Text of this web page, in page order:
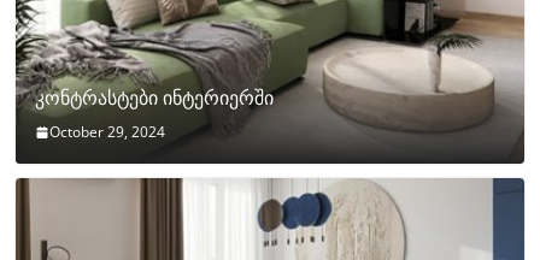
კონტრასტები ინტერიერში
October 29, 2024